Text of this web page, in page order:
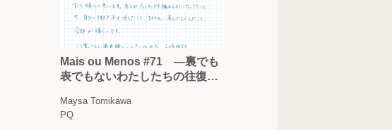
Mais ou Menos #71 —裏でも
表でもないわたしたちの往復書
Maysa Tomikawa
PQ